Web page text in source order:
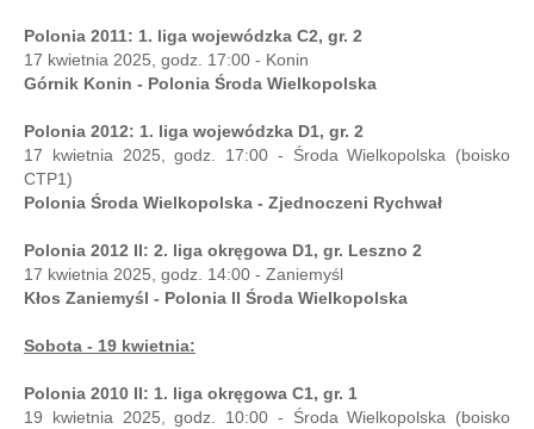
Polonia 2011: 1. liga wojewódzka C2, gr. 2
17 kwietnia 2025, godz. 17:00 - Konin
Górnik Konin - Polonia Środa Wielkopolska
Polonia 2012: 1. liga wojewódzka D1, gr. 2
17 kwietnia 2025, godz. 17:00 - Środa Wielkopolska (boisko
CTP1)
Polonia Środa Wielkopolska - Zjednoczeni Rychwał
Polonia 2012 II: 2. liga okręgowa D1, gr. Leszno 2
17 kwietnia 2025, godz. 14:00 - Zaniemyśl
Kłos Zaniemyśl - Polonia II Środa Wielkopolska
Sobota - 19 kwietnia:
Polonia 2010 II: 1. liga okręgowa C1, gr. 1
19 kwietnia 2025, godz. 10:00 - Środa Wielkopolska (boisko